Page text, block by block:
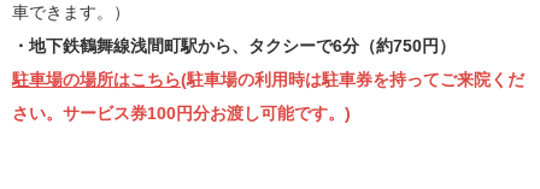
車できます。）
・地下鉄鶴舞線浅間町駅から、タクシーで6分（約750円）
駐車場の場所はこちら(駐車場の利用時は駐車券を持ってご来院くだ
さい。サービス券100円分お渡し可能です。)